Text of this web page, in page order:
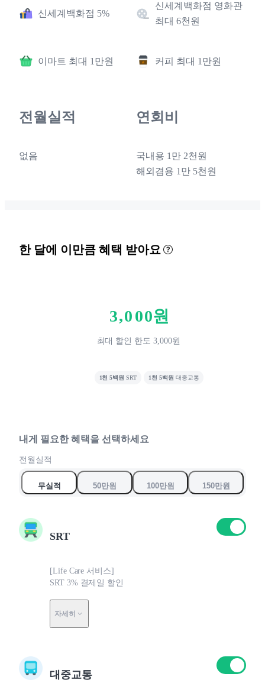
신세계백화점 5%
신세계백화점 영화관
최대 6천원
이마트 최대 1만원 커피 최대 1만원
전월실적
없음
연회비
국내용 1만 2천원
해외겸용 1만 5천원
한 달에 이만큼 혜택 받아요
3
4
7
0
,0
1
7
9
0
0
1
7
9
0
0원
최대 할인 한도 3,000원
1천 5백원 SRT 1천 5백원 대중교통
내게 필요한 혜택을 선택하세요
전월실적
무실적 50만원 100만원 150만원
SRT
[Life Care 서비스]
SRT 3% 결제일 할인
자세히
대중교통